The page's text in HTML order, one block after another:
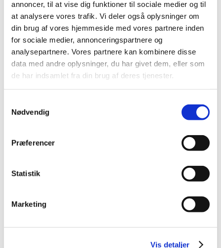
annoncer, til at vise dig funktioner til sociale medier og til
at analysere vores trafik. Vi deler også oplysninger om
din brug af vores hjemmeside med vores partnere inden
for sociale medier, annonceringspartnere og
analysepartnere. Vores partnere kan kombinere disse
data med andre oplysninger, du har givet dem, eller som
de har indsamlet fra din brug af deres tjenester.
Nødvendig
Præferencer
Statistik
Marketing
Vis detaljer
mg generelt tilskud
|29. november 2021|
Forxiga 10 mg Forxiga, tabletter med indhold af
dapagliflozin i styrken 10 mg bevarer generelt tilskud
Information vedr. respirationsudstyr fra Philips
Respironics
Fabrikanter af medicinsk udstyr skal løbende, i henhold
til gældende lovgivning for medicinsk udstyr, overvåge…
Information vedr. respirationsudstyr fra Philips
|29. november 2021
Fabrikanter af medicinsk udstyr skal løbende, i henhold
anbefalinger til tilskudsstatus for medicin mod